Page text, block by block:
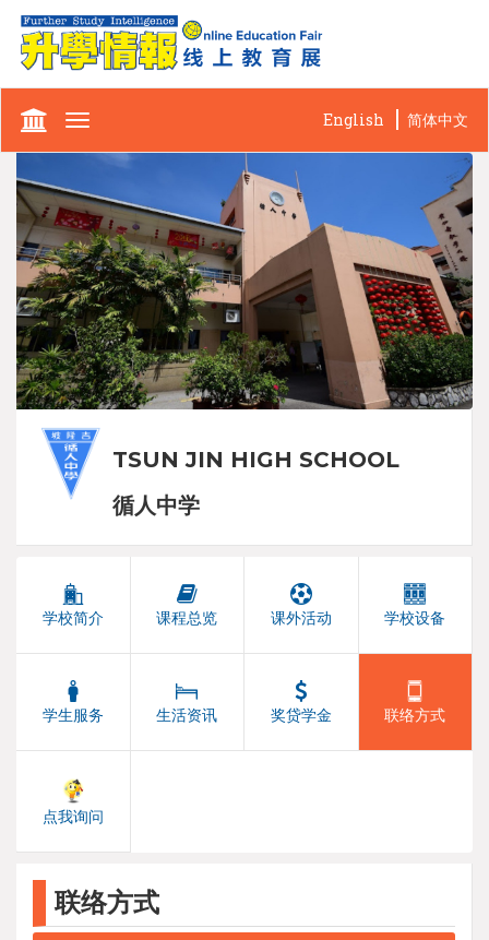
Toggle
English 简体中文
TSUN JIN HIGH SCHOOL
循人中学
学校简介 课程总览 课外活动 学校设备
学生服务 生活资讯 奖贷学金 联络方式
点我询问
联络方式